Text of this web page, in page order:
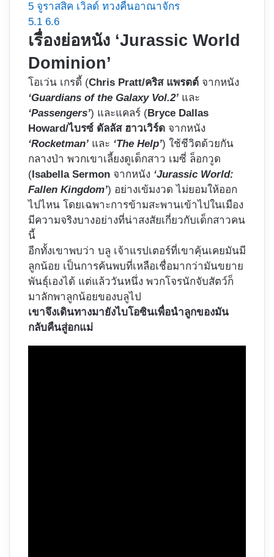
5 จูราสสิค เวิลด์ ทวงคืนอาณาจักร
5.1 6.6
เรื่องย่อหนัง ‘Jurassic World
Dominion’
โอเว่น เกรดี้ (Chris Pratt/คริส แพรตต์ จากหนัง
‘Guardians of the Galaxy Vol.2’ และ
‘Passengers’) และแคลร์ (Bryce Dallas
Howard/ไบรซ์ ดัลลัส ฮาวเวิร์ด จากหนัง
‘Rocketman’ และ ‘The Help’) ใช้ชีวิตด้วยกัน
กลางป่า พวกเขาเลี้ยงดูเด็กสาว เมซี่ ล็อกวูด
( Isabella Sermon จากหนัง ‘Jurassic World:
Fallen Kingdom’) อย่างเข้มงวด ไม่ยอมให้ออก
ไปไหน โดยเฉพาะการข้ามสะพานเข้าไปในเมือง
มีความจริงบางอย่างที่น่าสงสัยเกี่ยวกับเด็กสาวคน
นี้
อีกทั้งเขาพบว่า บลู เจ้าแรปเตอร์ที่เขาคุ้นเคยมันมี
ลูกน้อย เป็นการค้นพบที่เหลือเชื่อมากว่ามันขยาย
พันธุ์เองได้ แต่แล้ววันหนึ่ง พวกโจรนักจับสัตว์ก็
มาลักพาลูกน้อยของบลูไป
เขาจึงเดินทางมายังไบโอซินเพื่อนำลูกของมัน
กลับคืนสู่อกแม่